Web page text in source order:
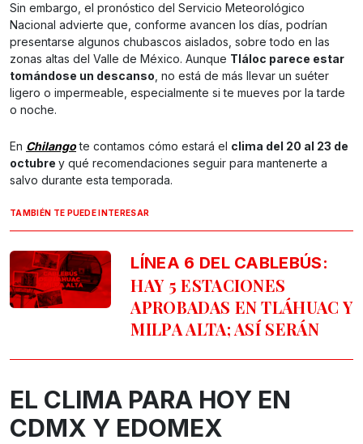
Sin embargo, el pronóstico del Servicio Meteorológico
Nacional advierte que, conforme avancen los días, podrían
presentarse algunos chubascos aislados, sobre todo en las
zonas altas del Valle de México. Aunque Tláloc parece estar
tomándose un descanso, no está de más llevar un suéter
ligero o impermeable, especialmente si te mueves por la tarde
o noche.
En Chilangote contamos cómo estará el clima del 20 al 23 de
octubre y qué recomendaciones seguir para mantenerte a
salvo durante esta temporada.
TAMBIÉN TE PUEDE INTERESAR
LÍNEA 6 DEL CABLEBÚS:
HAY 5 ESTACIONES
APROBADAS EN TLÁHUAC Y
MILPA ALTA; ASÍ SERÁN
EL CLIMA PARA HOY EN
CDMX Y EDOMEX